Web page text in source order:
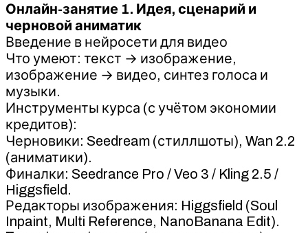
Онлайн-занятие 1. Идея, сценарий и
черновой аниматик
Введение в нейросети для видео
Что умеют: текст → изображение,
изображение → видео, синтез голоса и
музыки.
Инструменты курса (с учётом экономии
кредитов):
Черновики: Seedream (стиллшоты), Wan 2.2
(аниматики).
Финалки: Seedrance Pro / Veo 3 / Kling 2.5 /
Higgsfield.
Редакторы изображения: Higgsfield (Soul
Inpaint, Multi Reference, NanoBanana Edit).